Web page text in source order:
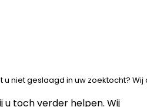
u niet geslaagd in uw zoektocht?
u toch verder helpen. Wij